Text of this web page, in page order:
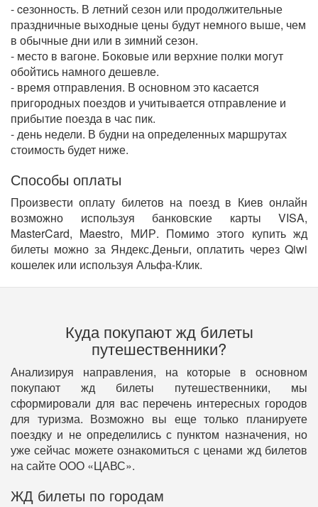
- cезонность. В летний сезон или продолжительные
праздничные выходные цены будут немного выше, чем
в обычные дни или в зимний сезон.
- место в вагоне. Боковые или верхние полки могут
обойтись намного дешевле.
- время отправления. В основном это касается
пригородных поездов и учитывается отправление и
прибытие поезда в час пик.
- день недели. В будни на определенных маршрутах
стоимость будет ниже.
Способы оплаты
Произвести оплату билетов на поезд в Киев онлайн
возможно используя банковские карты VISA,
MasterCard, Maestro, МИР. Помимо этого купить жд
билеты можно за Яндекс.Деньги, оплатить через Qiwi
кошелек или используя Альфа-Клик.
Куда покупают жд билеты
путешественники?
Анализируя направления, на которые в основном
покупают жд билеты путешественники, мы
сформировали для вас перечень интересных городов
для туризма. Возможно вы еще только планируете
поездку и не определились с пунктом назначения, но
уже сейчас можете ознакомиться с ценами жд билетов
на сайте ООО «ЦАВС».
ЖД билеты по городам